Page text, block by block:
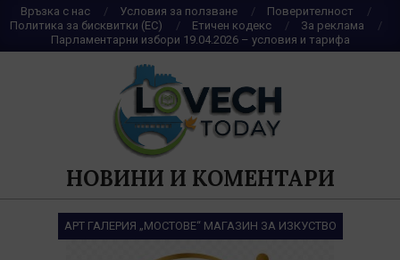
Skip
to
content
Връзка с нас Условия за ползване
Поверителност
Политика за бисквитки (ЕС)
Етичен кодекс
За реклама
Парламентарни избори 19.04.2026 – условия и тарифа
НОВИНИ И КОМЕНТАРИ
АРТ ГАЛЕРИЯ „МОСТОВЕ“ МАГАЗИН ЗА ИЗКУСТВО